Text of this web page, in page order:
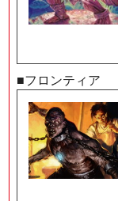
■フロンティア